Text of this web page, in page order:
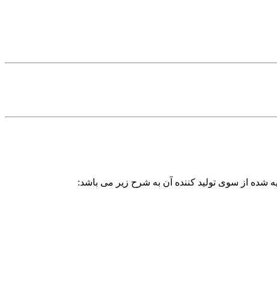
شده از سوی تولید کننده آن به شرح زیر می باشد: